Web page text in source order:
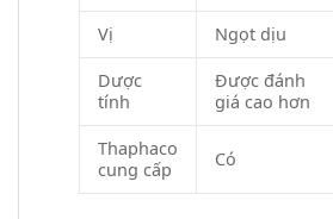
Vị Ngọt dịu
Dược
tính
Được đánh
giá cao hơn
Thaphaco
cung cấp
Có